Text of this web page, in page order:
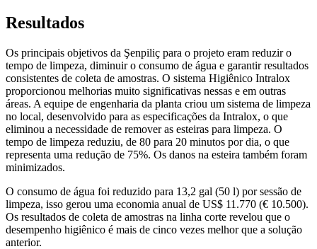
Resultados
Os principais objetivos da Şenpiliç para o projeto eram reduzir o
tempo de limpeza, diminuir o consumo de água e garantir resultados
consistentes de coleta de amostras. O sistema Higiênico Intralox
proporcionou melhorias muito significativas nessas e em outras
áreas. A equipe de engenharia da planta criou um sistema de limpeza
no local, desenvolvido para as especificações da Intralox, o que
eliminou a necessidade de remover as esteiras para limpeza. O
tempo de limpeza reduziu, de 80 para 20 minutos por dia, o que
representa uma redução de 75%. Os danos na esteira também foram
minimizados.
O consumo de água foi reduzido para 13,2 gal (50 l) por sessão de
limpeza, isso gerou uma economia anual de US$ 11.770 (€ 10.500).
Os resultados de coleta de amostras na linha corte revelou que o
desempenho higiênico é mais de cinco vezes melhor que a solução
anterior.